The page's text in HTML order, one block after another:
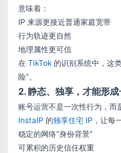
意味着：
IP 来源更接近普通家庭宽带
行为轨迹更自然
地理属性更可信
在 TikTok 的识别系统中，这
险”。
2. 静态、独享，才能形
账号运营不是一次性行为，而
InstaIP 的独享住宅 IP ，让每
稳定的网络“身份背景”
可累积的历史信任权重